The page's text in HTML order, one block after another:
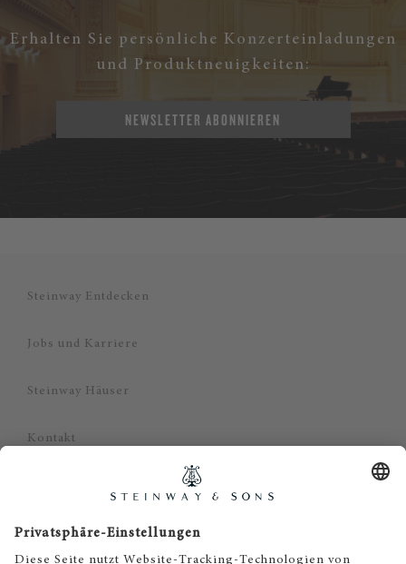
Erhalten Sie persönliche Konzerteinladungen
und Produktneuigkeiten:
NEWSLETTER ABONNIEREN
Steinway Entdecken
Jobs und Karriere
Steinway Häuser
Kontakt
Impressum